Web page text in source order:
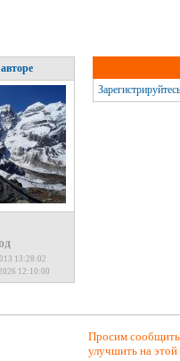
13:28:02
12:10:00
Зарегистрируйтесь
Просим
улучшить на этой